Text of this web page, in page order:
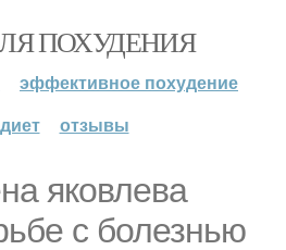
ПОХУДЕНИЯ
эффективное похудение
отзывы
яковлева
с болезнью